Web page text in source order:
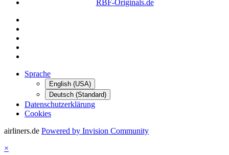
RBF-Originals.de
Sprache
English (USA)
Deutsch (Standard)
Datenschutzerklärung
Cookies
airliners.de Powered by Invision Community
×